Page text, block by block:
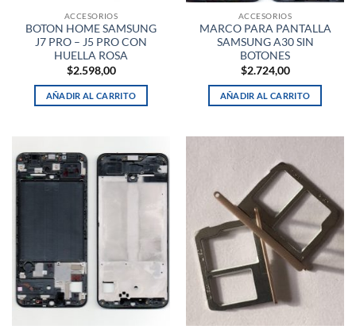
ACCESORIOS
BOTON HOME SAMSUNG
J7 PRO – J5 PRO CON
HUELLA ROSA
$2.598,00
AÑADIR AL CARRITO
ACCESORIOS
MARCO PARA PANTALLA
SAMSUNG A30 SIN
BOTONES
$2.724,00
AÑADIR AL CARRITO